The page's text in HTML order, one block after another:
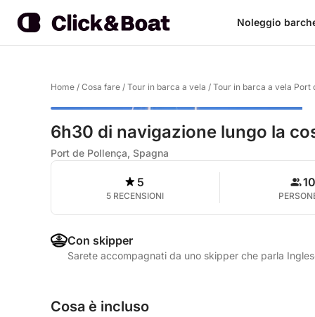
Noleggio
Home / Cosa fare / Tour in barca a vela / Tour in barca a vela Port
6h30 di navigazione lungo la
Port de Pollença, Spagna
5
5 RECENSIONI
10
Con skipper
Sarete accompagnati da uno skipper che parla
Cosa è incluso